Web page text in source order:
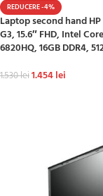
REDUCERE -4%
Laptop second hand HP
G3, 15.6″ FHD, Intel
6820HQ, 16GB DDR4,
1.530lei1.454lei